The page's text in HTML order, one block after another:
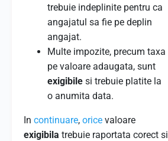
trebuie indeplinite pentru ca
angajatul sa fie pe deplin
angajat.
Multe impozite, precum taxa
pe valoare adaugata, sunt
exigibile si trebuie platite la
o anumita data.
In continuare, orice valoare
exigibila trebuie raportata corect si